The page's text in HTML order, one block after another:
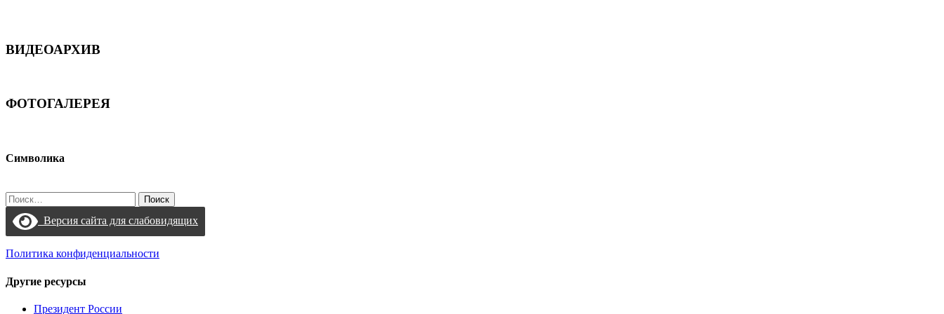
ВИДЕОАРХИВ
ФОТОГАЛЕРЕЯ
Символика
Найти:
Версия сайта для слабовидящих
Политика конфиденциальности
Другие ресурсы
Президент России